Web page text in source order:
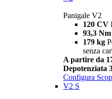
Panigale V2
120 CV
93,3 Nm
179 kg
senza
A partire da
Depotenziata
Configura
V2 S